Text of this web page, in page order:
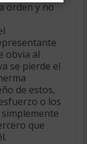
orden y no
obvia al
se pierde el
de estos,
o los
que